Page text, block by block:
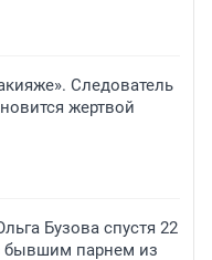
Следователь
жертвой
Бузова спустя 22
бывшим парнем из